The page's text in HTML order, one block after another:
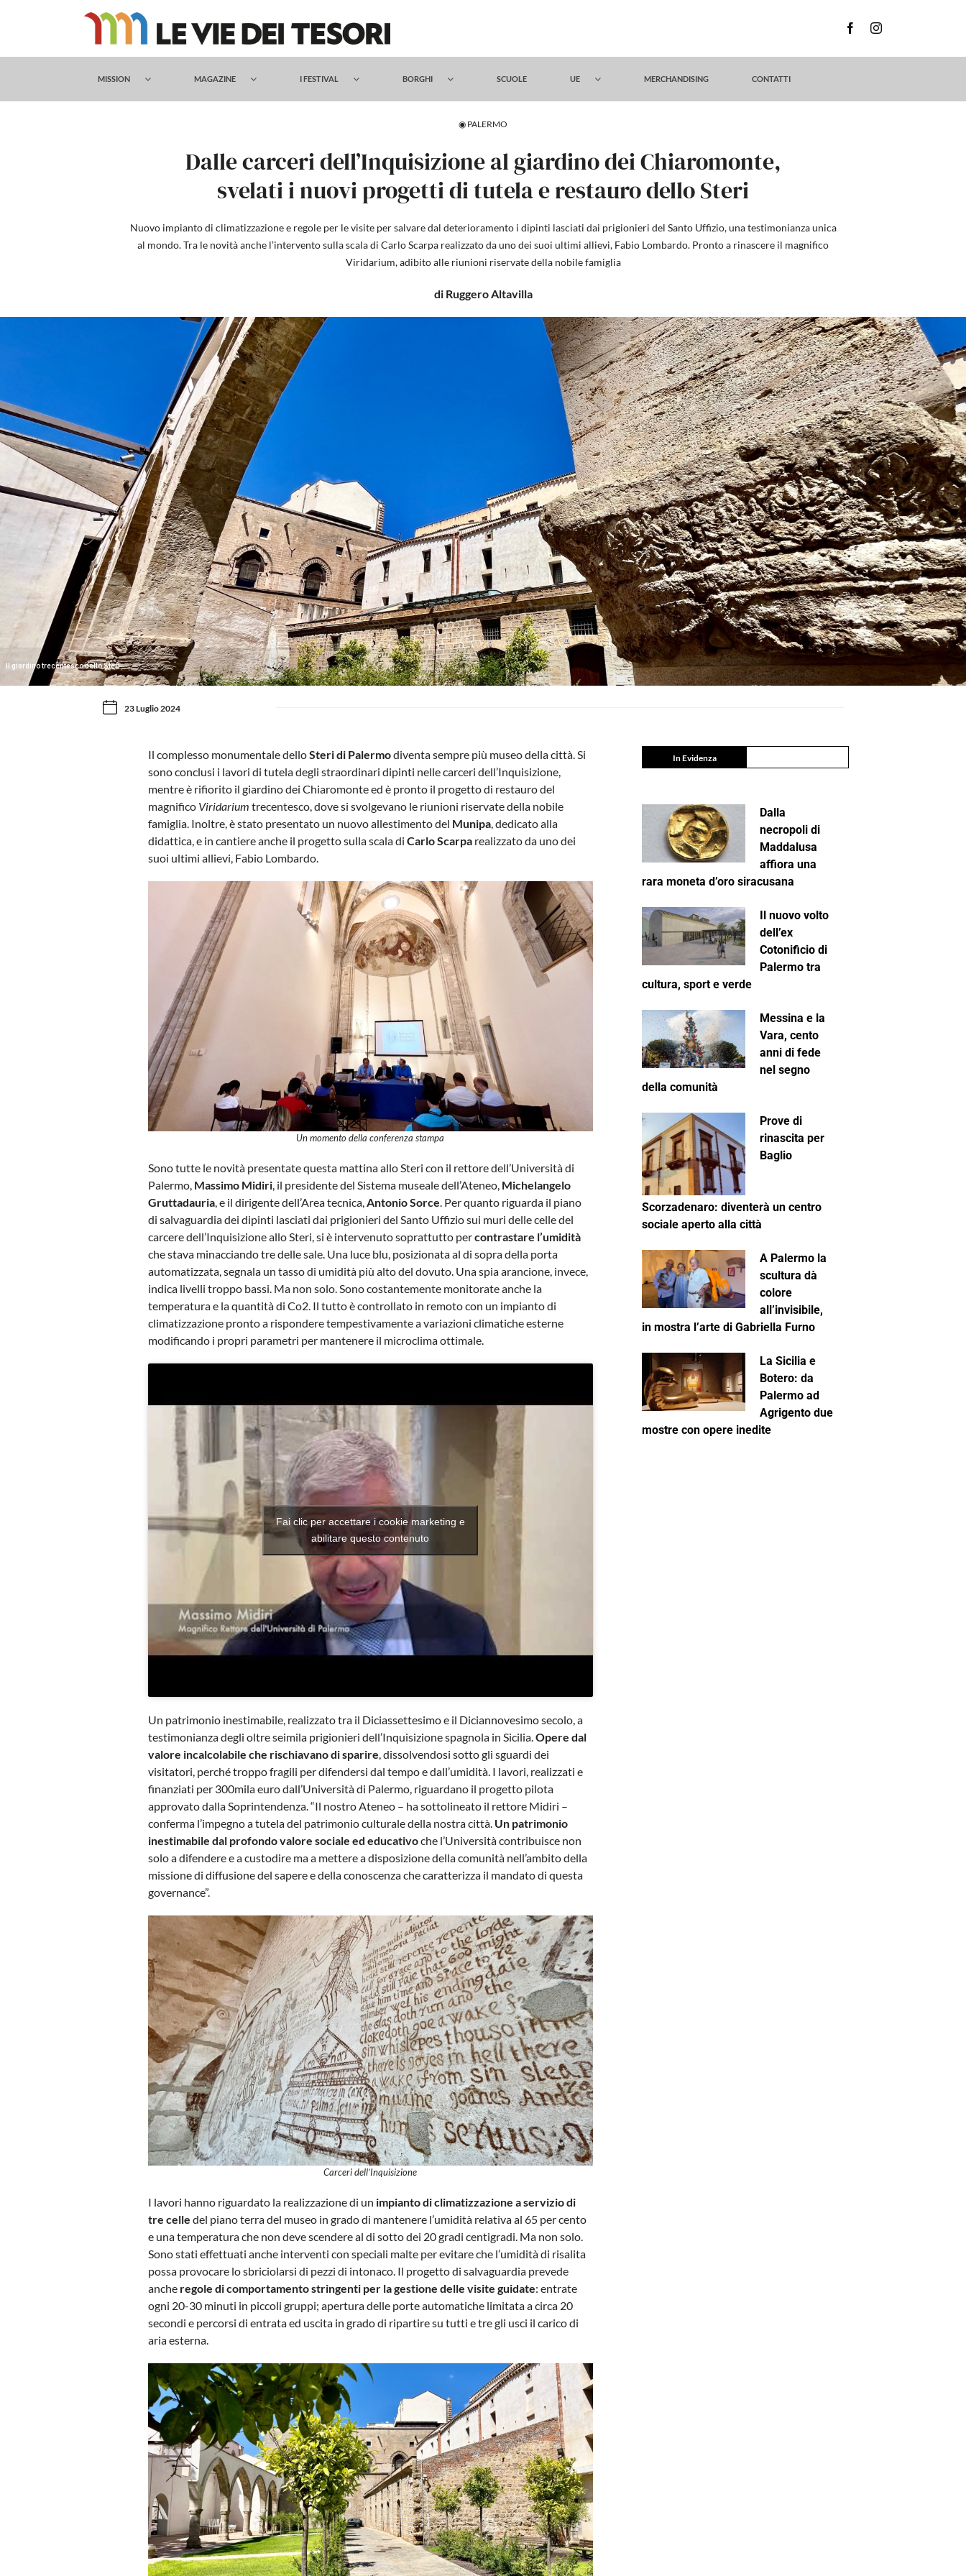
MISSION MAGAZINE I FESTIVAL BORGHI SCUOLE UE MERCHANDISING CONTATTI
◉ PALERMO
Dalle carceri dell’Inquisizione al giardino dei Chiaromonte,
svelati i nuovi progetti di tutela e restauro dello Steri
Nuovo impianto di climatizzazione e regole per le visite per salvare dal deterioramento i dipinti lasciati dai prigionieri del Santo Uffizio, una testimonianza unica
al mondo. Tra le novità anche l’intervento sulla scala di Carlo Scarpa realizzato da uno dei suoi ultimi allievi, Fabio Lombardo. Pronto a rinascere il magnifico
Viridarium, adibito alle riunioni riservate della nobile famiglia
di Ruggero Altavilla
Il giardino trecentesco dello Steri
23 Luglio 2024
Il complesso monumentale delloSteri di Palermodiventa sempre più museo della città. Si
sono conclusi i lavori di tutela degli straordinari dipinti nelle carceri dell’Inquisizione,
mentre è rifiorito il giardino dei Chiaromonte ed è pronto il progetto di restauro del
magnifico Viridarium trecentesco, dove si svolgevano le riunioni riservate della nobile
famiglia. Inoltre, è stato presentato un nuovo allestimento del Munipa , dedicato alla
didattica, e in cantiere anche il progetto sulla scala diCarlo Scarpa realizzato da uno dei
suoi ultimi allievi, Fabio Lombardo.
Un momento della conferenza stampa
Sono tutte le novità presentate questa mattina allo Steri con il rettore dell’Università di
Palermo, Massimo Midiri , il presidente del Sistema museale dell’Ateneo, Michelangelo
Gruttadauria , e il dirigente dell’Area tecnica, Antonio Sorce . Per quanto riguarda il piano
di salvaguardia dei dipinti lasciati dai prigionieri del Santo Uffizio sui muri delle celle del
carcere dell’Inquisizione allo Steri, si è intervenuto soprattutto percontrastare l’umidità
che stava minacciando tre delle sale. Una luce blu, posizionata al di sopra della porta
automatizzata, segnala un tasso di umidità più alto del dovuto. Una spia arancione, invece,
indica livelli troppo bassi. Ma non solo. Sono costantemente monitorate anche la
temperatura e la quantità di Co2. Il tutto è controllato in remoto con un impianto di
climatizzazione pronto a rispondere tempestivamente a variazioni climatiche esterne
modificando i propri parametri per mantenere il microclima ottimale.
Fai clic per accettare i cookie marketing e
abilitare questo contenuto
Un patrimonio inestimabile, realizzato tra il Diciassettesimo e il Diciannovesimo secolo, a
testimonianza degli oltre seimila prigionieri dell’Inquisizione spagnola in Sicilia.Opere dal
valore incalcolabile che rischiavano di sparire, dissolvendosi sotto gli sguardi dei
visitatori, perché troppo fragili per difendersi dal tempo e dall’umidità. I lavori, realizzati e
finanziati per 300mila euro dall’Università di Palermo, riguardano il progetto pilota
approvato dalla Soprintendenza. “Il nostro Ateneo – ha sottolineato il rettore Midiri –
conferma l’impegno a tutela del patrimonio culturale della nostra città. Un patrimonio
inestimabile dal profondo valore sociale ed educativoche l’Università contribuisce non
solo a difendere e a custodire ma a mettere a disposizione della comunità nell’ambito della
missione di diffusione del sapere e della conoscenza che caratterizza il mandato di questa
governance”.
Carceri dell’Inquisizione
I lavori hanno riguardato la realizzazione di un impianto di climatizzazione a servizio di
tre celle del piano terra del museo in grado di mantenere l’umidità relativa al 65 per cento
e una temperatura che non deve scendere al di sotto dei 20 gradi centigradi. Ma non solo.
Sono stati effettuati anche interventi con speciali malte per evitare che l’umidità di risalita
possa provocare lo sbriciolarsi di pezzi di intonaco. Il progetto di salvaguardia prevede
anche regole di comportamento stringenti per la gestione delle visite guidate: entrate
ogni 20-30 minuti in piccoli gruppi; apertura delle porte automatiche limitata a circa 20
secondi e percorsi di entrata ed uscita in grado di ripartire su tutti e tre gli usci il carico di
aria esterna.
In Evidenza
Dalla
necropoli di
Maddalusa
affiora una
rara moneta d’oro siracusana
Il nuovo volto
dell’ex
Cotonificio di
Palermo tra
cultura, sport e verde
Messina e la
Vara, cento
anni di fede
nel segno
della comunità
Prove di
rinascita per
Baglio
Scorzadenaro: diventerà un centro
sociale aperto alla città
A Palermo la
scultura dà
colore
all’invisibile,
in mostra l’arte di Gabriella Furno
La Sicilia e
Botero: da
Palermo ad
Agrigento due
mostre con opere inedite